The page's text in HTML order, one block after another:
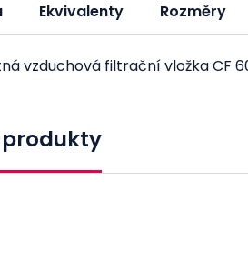
Ekvivalenty Rozměry
vzduchová filtrační vložka CF
produkty